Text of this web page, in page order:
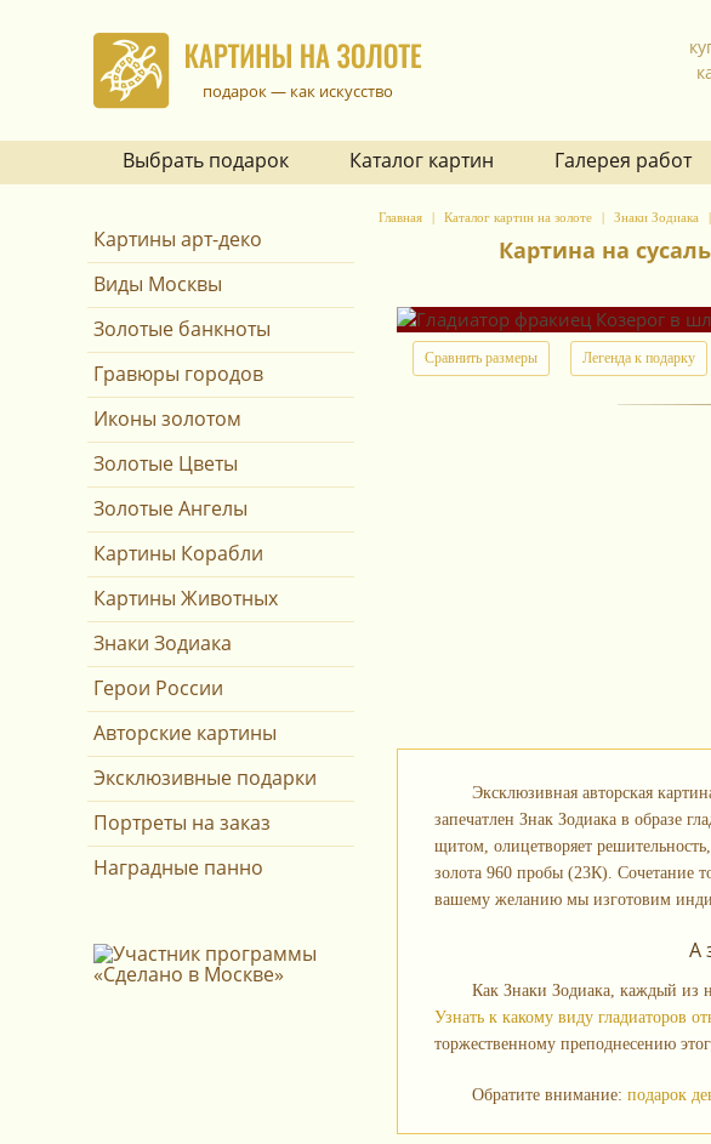
подарок — как искусство
Выбрать подарок Каталог картин Галерея работ
Картины арт-деко
Виды Москвы
Золотые банкноты
Гравюры городов
Иконы золотом
Золотые Цветы
Золотые Ангелы
Картины Корабли
Картины Животных
Знаки Зодиака
Герои России
Авторские картины
Эксклюзивные подарки
Портреты на заказ
Наградные панно
Главная Каталог картин на золоте Знаки Зодиака
Картина на
Сравнить размеры Легенда к подарку
Эксклюзивная авторская
запечатлен Знак Зодиака в образе
щитом, олицетворяет
золота 960 пробы (23К). Сочетание
вашему желанию мы изготовим
А
Как Знаки Зодиака, каждый из
Узнать к какому виду гладиаторов
торжественному преподнесению
Обратите внимание: подарок